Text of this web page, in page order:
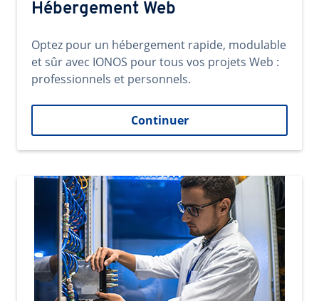
Hébergement Web
Optez pour un hébergement rapide, modulable
et sûr avec IONOS pour tous vos projets Web :
professionnels et personnels.
Continuer